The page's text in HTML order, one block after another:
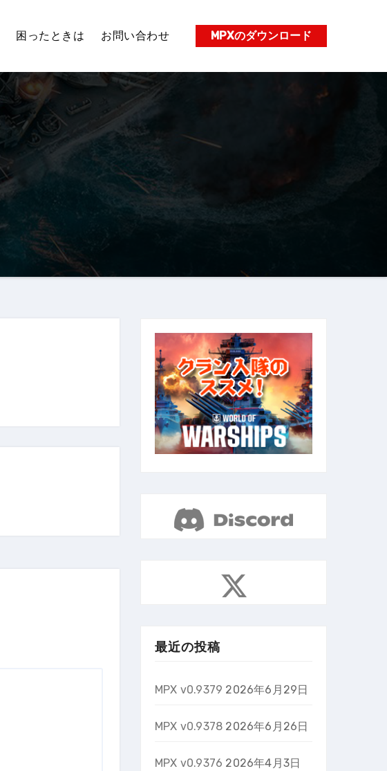
困ったときは お問い合わせ MPXのダウンロード
最近の投稿
MPX v0.9379 2026年6月29日
MPX v0.9378 2026年6月26日
MPX v0.9376 2026年4月3日